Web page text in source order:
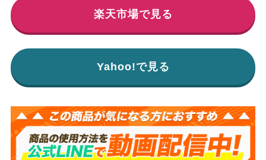
楽天市場で見る
Yahoo!で見る